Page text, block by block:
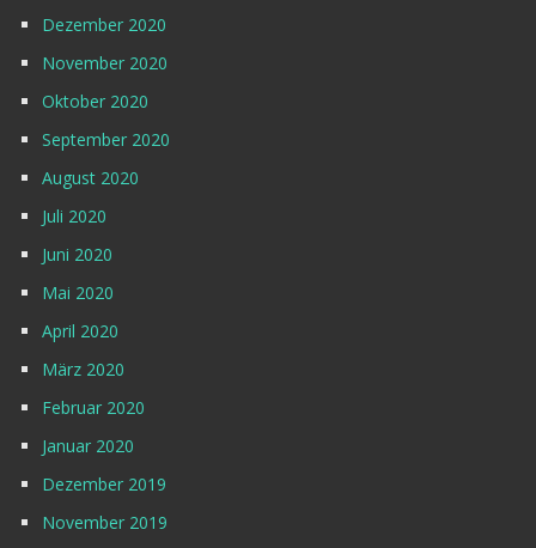
Dezember 2020
November 2020
Oktober 2020
September 2020
August 2020
Juli 2020
Juni 2020
Mai 2020
April 2020
März 2020
Februar 2020
Januar 2020
Dezember 2019
November 2019